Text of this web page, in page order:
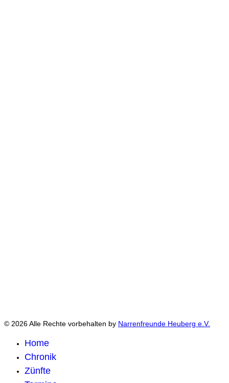
© 2026 Alle Rechte vorbehalten by Narrenfreunde Heuberg e.V.
Home
Chronik
Zünfte